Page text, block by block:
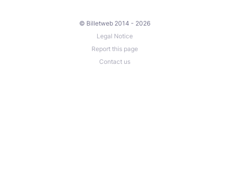
© Billetweb 2014 - 2026
Legal Notice
Report this page
Contact us